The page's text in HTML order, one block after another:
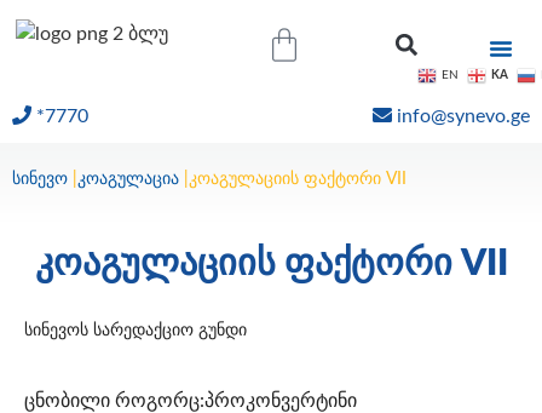
*7770 info@synevo.ge
სინევო კოაგულაცია კოაგულაციის ფაქტორი VII
კოაგულაციის ფაქტორი VII
სინევოს სარედაქციო გუნდი
ცნობილი როგორც:პროკონვერტინი
EN KA